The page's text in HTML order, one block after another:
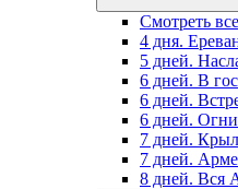
Смотреть
4 дня.
5 дней.
6 дней. В
6 дней.
6 дней.
7 дней.
7 дней.
8 дней. Вся